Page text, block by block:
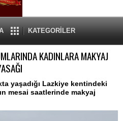
KATEGORİLER
KADINLARA MAKYAJ
yaşadığı Lazkiye kentindeki
mesai saatlerinde makyaj